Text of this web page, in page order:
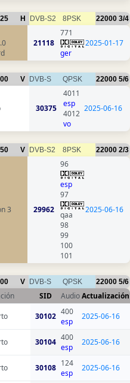
H DVB-S2 8PSK 22000 3/4
21118
771
ger
2025-01-17
V DVB-S QPSK 22000 5/6
30375
4011
esp
4012
vo
2025-06-16
V DVB-S2 8PSK 22000 2/3
3 29962
96
esp
97
qaa
98
99
100
101
2025-06-16
V DVB-S QPSK 22000 5/6
SID AudioActualización
30102 400
esp
2025-06-16
30104 400
esp
2025-06-16
30108 124
esp
2025-06-16